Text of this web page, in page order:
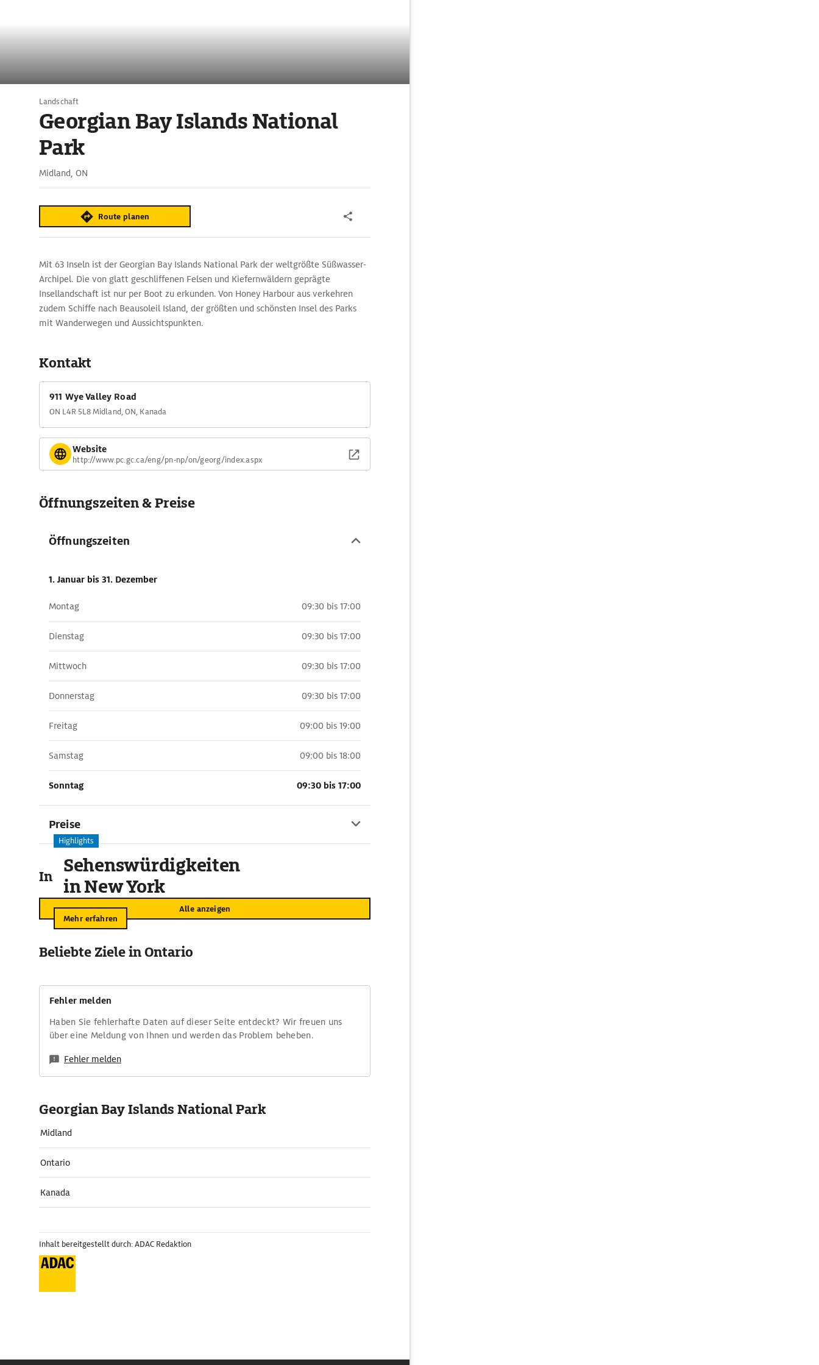
Landschaft
Georgian Bay Islands National
Park
Midland, ON
Route planen
Mit 63 Inseln ist der Georgian Bay Islands National Park der weltgrößte Süßwasser-
Archipel. Die von glatt geschliffenen Felsen und Kiefernwäldern geprägte
Insellandschaft ist nur per Boot zu erkunden. Von Honey Harbour aus verkehren
zudem Schiffe nach Beausoleil Island, der größten und schönsten Insel des Parks
mit Wanderwegen und Aussichtspunkten.
Kontakt
911 Wye Valley Road
ON L4R 5L8 Midland, ON, Kanada
Website
http://www.pc.gc.ca/eng/pn-np/on/georg/index.aspx
Öffnungszeiten & Preise
Öffnungszeiten
1. Januar bis 31. Dezember
Montag 09:30 bis 17:00
Dienstag 09:30 bis 17:00
Mittwoch 09:30 bis 17:00
Donnerstag 09:30 bis 17:00
Freitag 09:00 bis 19:00
Samstag 09:00 bis 18:00
Sonntag 09:30 bis 17:00
Preise
In der Umgebung
Alle anzeigen
Highlights
Sehenswürdigkeiten
in New York
Mehr erfahren
Beliebte Ziele in Ontario
Fehler melden
Haben Sie fehlerhafte Daten auf dieser Seite entdeckt? Wir freuen uns
über eine Meldung von Ihnen und werden das Problem beheben.
Fehler melden
Georgian Bay Islands National Park
Midland
Ontario
Kanada
Inhalt bereitgestellt durch: ADAC Redaktion